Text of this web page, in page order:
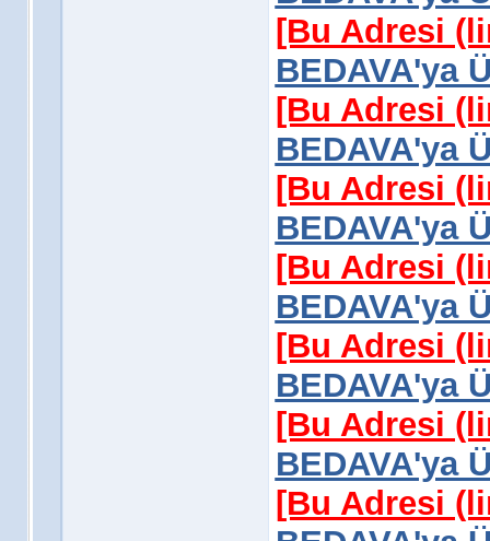
[Bu Adresi
BEDAVA'ya
[Bu Adresi
BEDAVA'ya
[Bu Adresi
BEDAVA'ya
[Bu Adresi
BEDAVA'ya
[Bu Adresi
BEDAVA'ya
[Bu Adresi
BEDAVA'ya
[Bu Adresi